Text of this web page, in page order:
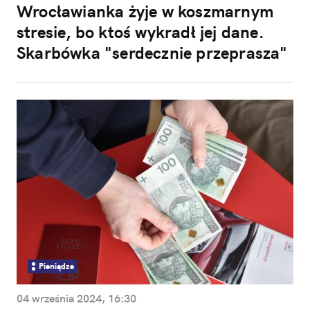
Wrocławianka żyje w koszmarnym
stresie, bo ktoś wykradł jej dane.
Skarbówka "serdecznie przeprasza"
Pieniądze
04 września 2024, 16:30